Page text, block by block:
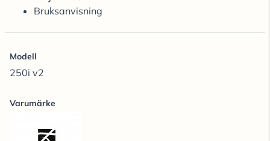
Bruksanvisning
Modell
250i v2
Varumärke